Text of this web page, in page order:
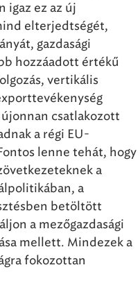
igaz ez az új
elterjedtségét,
gazdasági
hozzáadott értékű
vertikális
csatlakozott
a régi EU-
lenne tehát, hogy
a
a
betöltött
a mezőgazdasági
mellett. Mindezek a
fokozottan